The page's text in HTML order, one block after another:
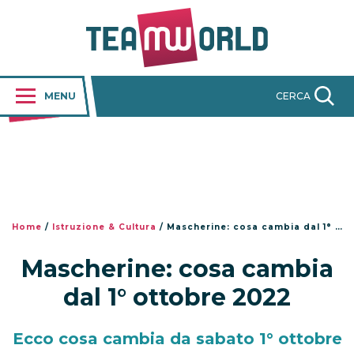
MENU CERCA
Home / Istruzione & Cultura / Mascherine: cosa cambia dal 1° ottobre 2022
Mascherine: cosa cambia
dal 1° ottobre 2022
Ecco cosa cambia da sabato 1° ottobre